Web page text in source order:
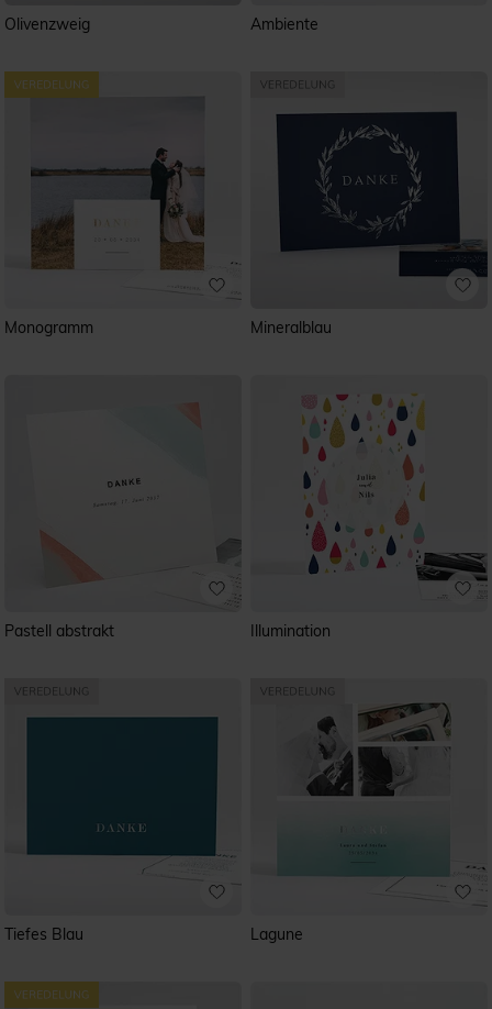
Olivenzweig Ambiente
Monogramm Mineralblau
Pastell abstrakt Illumination
Tiefes Blau Lagune